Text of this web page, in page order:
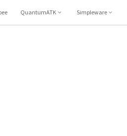
QuantumATK Simpleware